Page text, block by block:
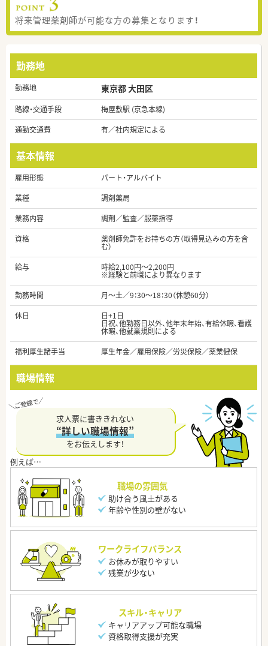
将来管理薬剤師が可能な方の募集となります！
勤務地
勤務地 東京都 大田区
路線・交通手段
梅屋敷駅 (京急本線)
通勤交通費
有／社内規定による
基本情報
雇用形態
パート・アルバイト
業種
調剤薬局
業務内容
調剤／監査／服薬指導
資格
薬剤師免許をお持ちの方（取得見込みの方を含
む）
給与
時給2,100円～2,200円
※経験と前職により異なります
勤務時間
月～土／9：30～18：30（休憩60分）
休日
日+1日
日祝、他勤務日以外、他年末年始、有給休暇、看護
休暇、他就業規則による
福利厚生諸手当
厚生年金／雇用保険／労災保険／薬業健保
職場情報
求人票に書ききれない
“詳しい職場情報”
をお伝えします！
職場の雰囲気
助け合う風土がある
年齢や性別の壁がない
ワークライフバランス
お休みが取りやすい
残業が少ない
スキル・キャリア
キャリアアップ可能な職場
資格取得支援が充実